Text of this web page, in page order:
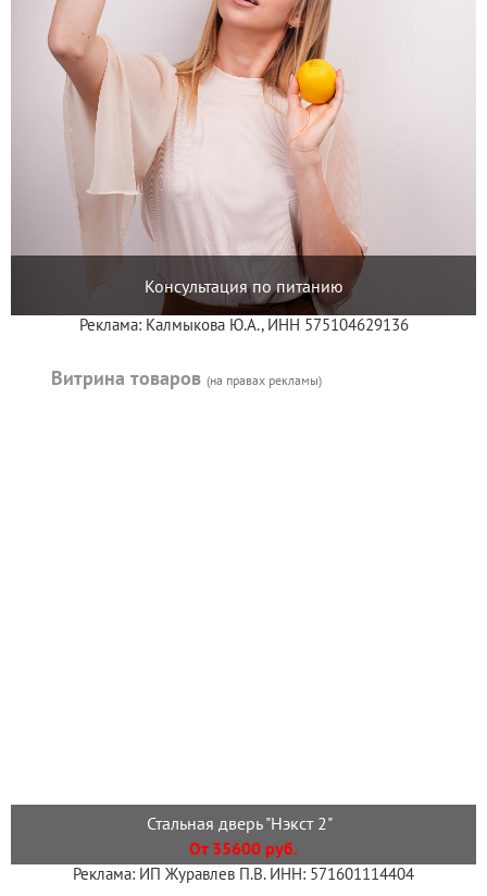
Консультация по питанию
Реклама: Калмыкова Ю.А., ИНН 575104629136
Витрина товаров (на правах рекламы)
Стальная дверь "Нэкст 2"
От 35600 руб.
Реклама: ИП Журавлев П.В. ИНН: 571601114404